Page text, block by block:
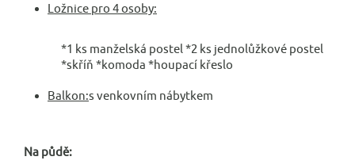
Ložnice pro 4 osoby:
*1 ks manželská postel *2 ks jednolůžkové postel
*skříň *komoda *houpací křeslo
Balkon:s venkovním nábytkem
Na půdě: